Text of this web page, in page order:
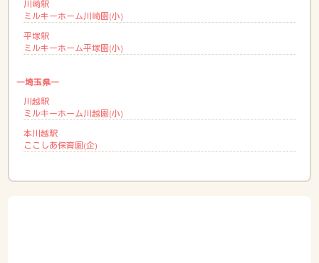
川崎駅
ミルキーホーム川崎園(小)
平塚駅
ミルキーホーム平塚園(小)
―埼玉県―
川越駅
ミルキーホーム川越園(小)
本川越駅
ここしあ保育園(企)